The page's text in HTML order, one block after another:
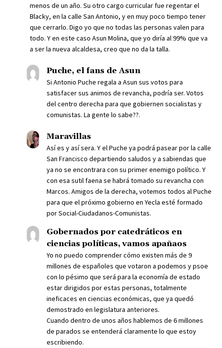
menos de un año. Su otro cargo curricular fue regentar el
Blacky, en la calle San Antonio, y en muy poco tiempo tener
que cerrarlo. Digo yo que no todas las personas valen para
todo. Y en este caso Asun Molina, que yo diría al 99% que va
a ser la nueva alcaldesa, creo que no da la talla.
Puche, el fans de Asun
Si Antonio Puche regala a Asun sus votos para
satisfacer sus animos de revancha, podría ser. Votos
del centro derecha para que gobiernen socialistas y
comunistas. La gente lo sabe??.
Maravillas
Así es y así sera. Y el Puche ya podrá pasear por la calle
San Francisco departiendo saludos y a sabiendas que
ya no se encontrara con su primer enemigo político. Y
con esa sutil faena se habrá tomado su revancha con
Marcos. Amigos de la derecha, votemos todos al Puche
para que el próximo gobierno en Yecla esté formado
por Social-Ciudadanos-Comunistas.
Gobernados por catedráticos en
ciencias políticas, vamos apañaos
Yo no puedo comprender cómo existen más de 9
millones de españoles que votaron a podemos y psoe
con lo pésimo que será para la economía de estado
estar dirigidos por estas personas, totalmente
ineficaces en ciencias económicas, que ya quedó
demostrado en legislatura anteriores.
Cuando dentro de unos años hablemos de 6 millones
de parados se entenderá claramente lo que estoy
escribiendo.